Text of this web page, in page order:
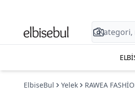
ElbiseBul Yelek RAWEA